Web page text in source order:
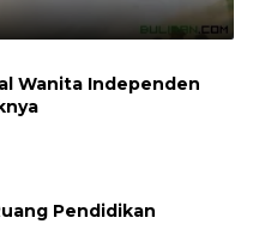
Wanita Independen
Pendidikan